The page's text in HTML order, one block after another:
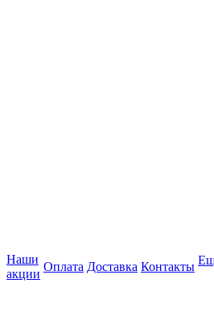
Наши
акции
Оплата Доставка Контакты